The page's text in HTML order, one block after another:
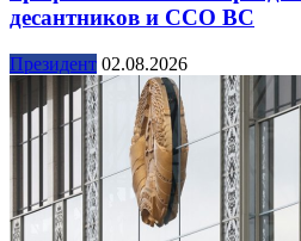
десантников и ССО ВС
Президент 02.08.2026